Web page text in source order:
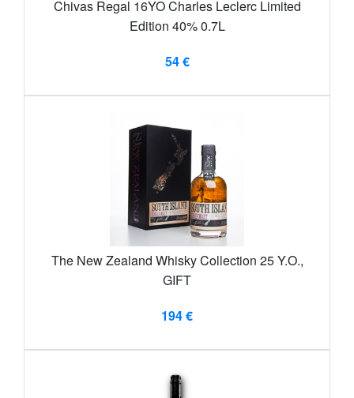
Chivas Regal 16YO Charles Leclerc Limited
Edition 40% 0.7L
54 €
The New Zealand Whisky Collection 25 Y.O.,
GIFT
194 €